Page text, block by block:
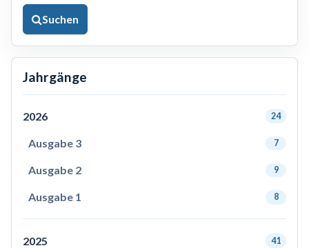
Suchen
Jahrgänge
2026 24
Ausgabe 3 7
Ausgabe 2 9
Ausgabe 1 8
2025 41